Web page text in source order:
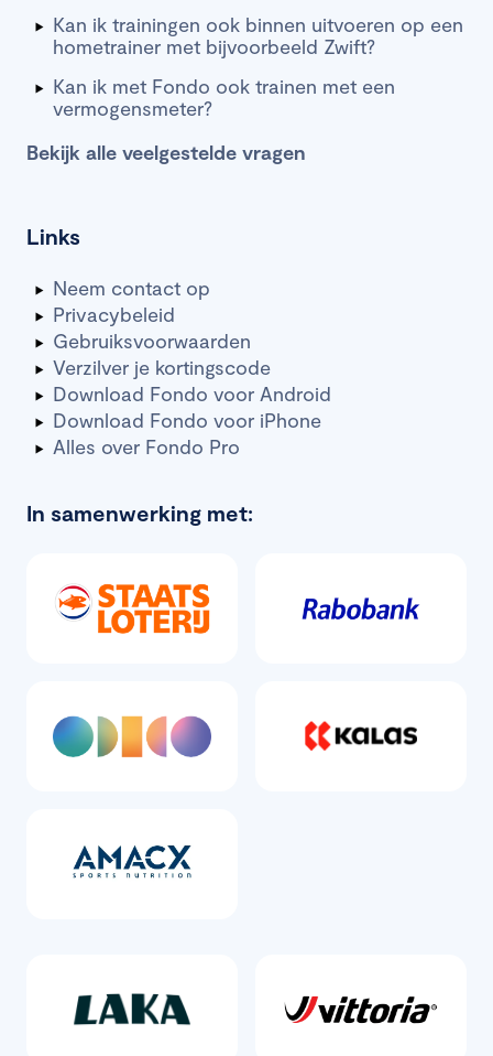
Links
Neem contact op
Privacybeleid
Gebruiksvoorwaarden
Verzilver je kortingscode
Download Fondo voor Android
Download Fondo voor iPhone
Alles over Fondo Pro
Kan ik trainingen ook binnen uitvoeren op een
hometrainer met bijvoorbeeld Zwift?
Kan ik met Fondo ook trainen met een
vermogensmeter?
Bekijk alle veelgestelde vragen
In samenwerking met: